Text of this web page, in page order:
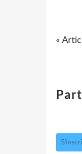
«